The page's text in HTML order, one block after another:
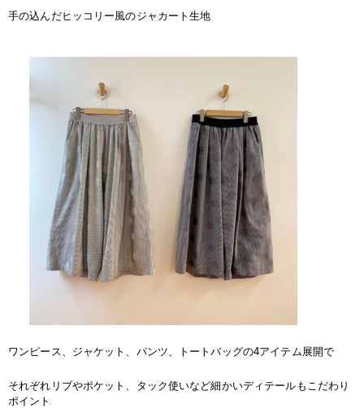
手の込んだヒッコリー風のジャカート生地
ワンピース、ジャケット、パンツ、トートバッグの4アイテム展開で
それぞれリブやポケット、タック使いなど細かいディテールもこだわり
ポイント